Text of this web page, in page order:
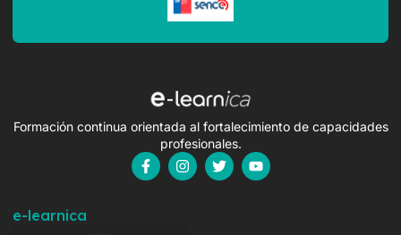
Formación continua orientada al fortalecimiento de capacidades
profesionales.
e-learnica